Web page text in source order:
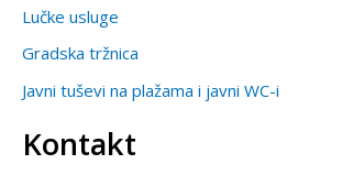
Lučke usluge
Gradska tržnica
Javni tuševi na plažama i javni WC-i
Kontakt